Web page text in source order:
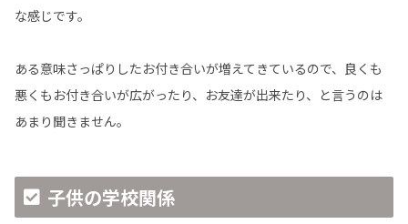
な感じです。
ある意味さっぱりしたお付き合いが増えてきているので、良くも
悪くもお付き合いが広がったり、お友達が出来たり、と言うのは
あまり聞きません。
子供の学校関係